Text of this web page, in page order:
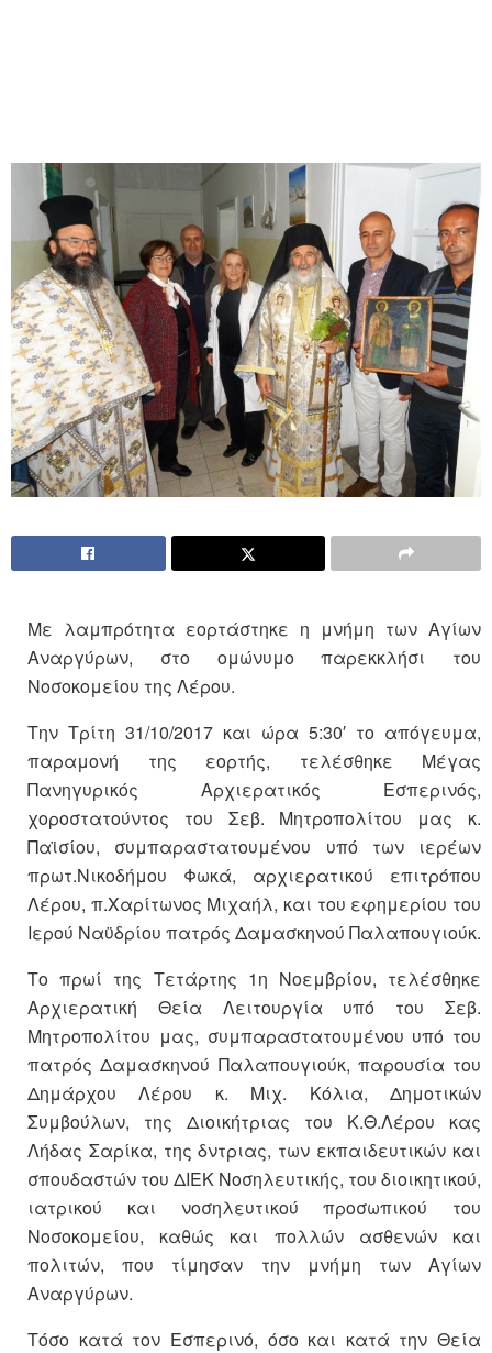
Με λαμπρότητα εορτάστηκε η μνήμη των Αγίων
Αναργύρων, στο ομώνυμο παρεκκλήσι του
Νοσοκομείου της Λέρου.
Την Τρίτη 31/10/2017 και ώρα 5:30′ το απόγευμα,
παραμονή της εορτής, τελέσθηκε Μέγας
Πανηγυρικός Αρχιερατικός Εσπερινός,
χοροστατούντος του Σεβ. Μητροπολίτου μας κ.
Παϊσίου, συμπαραστατουμένου υπό των ιερέων
πρωτ.Νικοδήμου Φωκά, αρχιερατικού επιτρόπου
Λέρου, π.Χαρίτωνος Μιχαήλ, και του εφημερίου του
Ιερού Ναϋδρίου πατρός Δαμασκηνού Παλαπουγιούκ.
Το πρωί της Τετάρτης 1η Νοεμβρίου, τελέσθηκε
Αρχιερατική Θεία Λειτουργία υπό του Σεβ.
Μητροπολίτου μας, συμπαραστατουμένου υπό του
πατρός Δαμασκηνού Παλαπουγιούκ, παρουσία του
Δημάρχου Λέρου κ. Μιχ. Κόλια, Δημοτικών
Συμβούλων, της Διοικήτριας του Κ.Θ.Λέρου κας
Λήδας Σαρίκα, της δντριας, των εκπαιδευτικών και
σπουδαστών του ΔΙΕΚ Νοσηλευτικής, του διοικητικού,
ιατρικού και νοσηλευτικού προσωπικού του
Νοσοκομείου, καθώς και πολλών ασθενών και
πολιτών, που τίμησαν την μνήμη των Αγίων
Αναργύρων.
Τόσο κατά τον Εσπερινό, όσο και κατά την Θεία